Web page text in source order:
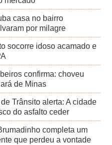
casa no bairro
por milagre
socorre idoso acamado e
confirma: choveu
de Minas
Trânsito alerta: A cidade
do asfalto ceder
completa um
que perdeu a vontade